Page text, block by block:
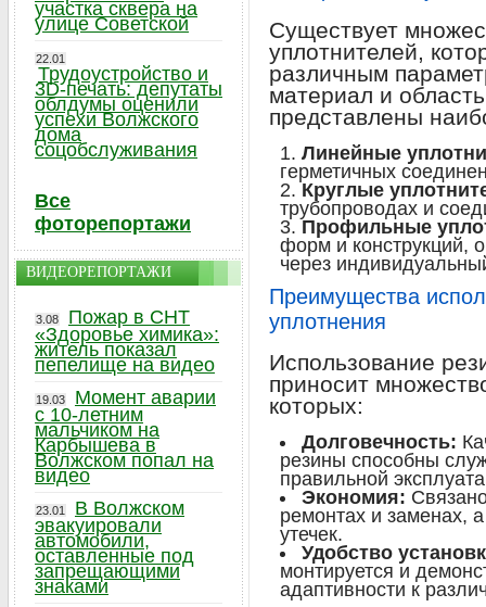
Существует
уплотнителей,
различным
материал и
представлены
Линейные
герметичных
Круглые
трубопроводах и
Профильные
форм и конструкций,
через
Преимущества
уплотнения
Использование
приносит
которых:
Долговечность:
резины способны
правильной
Экономия:
ремонтах и заменах,
утечек.
Удобство
монтируется и
адаптивности к
участка сквера на
улице Советской
22.01
Трудоустройство и
3D-печать: депутаты
облдумы оценили
успехи Волжского
дома
соцобслуживания
Все
фоторепортажи
ВИДЕОРЕПОРТАЖИ
3.08
Пожар в СНТ
«Здоровье химика»:
житель показал
пепелище на видео
19.03
Момент аварии
с 10-летним
мальчиком на
Карбышева в
Волжском попал на
видео
23.01
В Волжском
эвакуировали
автомобили,
оставленные под
запрещающими
знаками